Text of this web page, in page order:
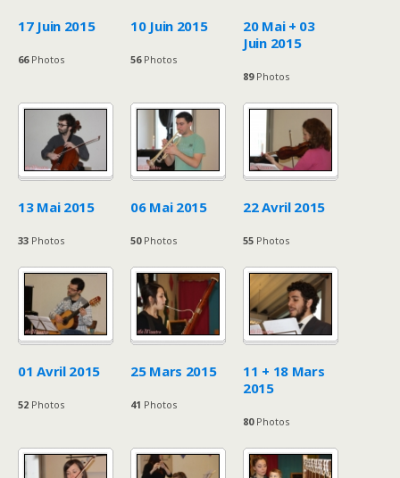
17 Juin 2015
66Photos
10 Juin 2015
56Photos
20 Mai + 03
Juin 2015
89Photos
13 Mai 2015
33 Photos
06 Mai 2015
50Photos
22 Avril 2015
55 Photos
01 Avril 2015
52 Photos
25 Mars 2015
41 Photos
11 + 18 Mars
2015
80Photos